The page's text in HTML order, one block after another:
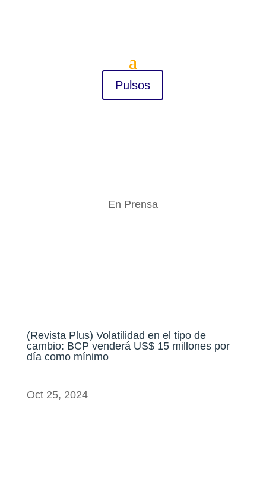
Pulsos
En Prensa
(Revista Plus) Volatilidad en el tipo de
cambio: BCP venderá US$ 15 millones por
día como mínimo
Oct 25, 2024